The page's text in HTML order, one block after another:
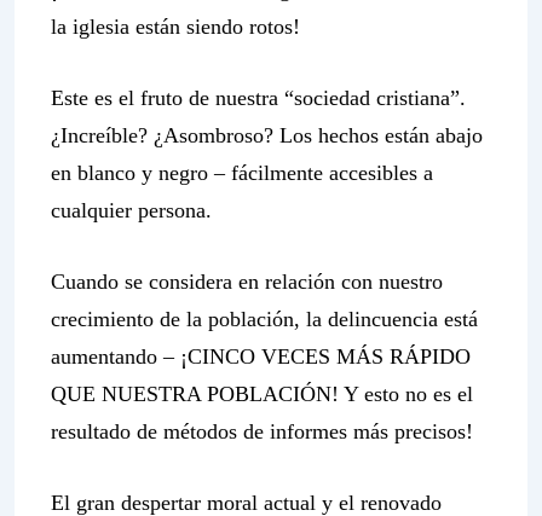
la iglesia están siendo rotos!
Este es el fruto de nuestra “sociedad cristiana”.
¿Increíble? ¿Asombroso? Los hechos están abajo
en blanco y negro – fácilmente accesibles a
cualquier persona.
Cuando se considera en relación con nuestro
crecimiento de la población, la delincuencia está
aumentando – ¡CINCO VECES MÁS RÁPIDO
QUE NUESTRA POBLACIÓN! Y esto no es el
resultado de métodos de informes más precisos!
El gran despertar moral actual y el renovado